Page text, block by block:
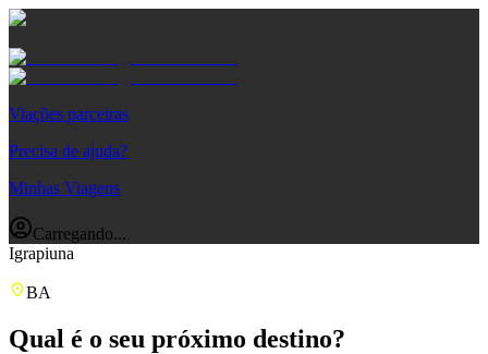
Viações parceiras
Precisa de ajuda?
Minhas Viagens
Carregando...
Igrapiuna
BA
Qual é o seu próximo destino?